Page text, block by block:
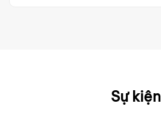
Sự kiện